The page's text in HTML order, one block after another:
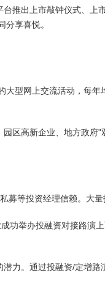
推出上市敲钟仪式、上
享喜悦。
大型网上交流活动，每
区高新企业、地方政府"
等投资经理信赖。大量
功举办投融资对接路演
力。通过投融资/定增路